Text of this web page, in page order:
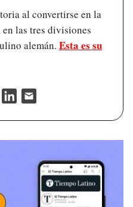
al convertirse en la
las tres divisiones
alemán. Esta es su